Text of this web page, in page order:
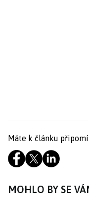
Máte k článku
MOHLO BY SE